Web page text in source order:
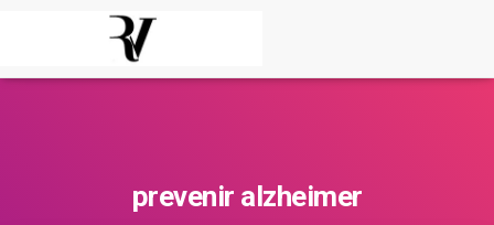
prevenir alzheimer